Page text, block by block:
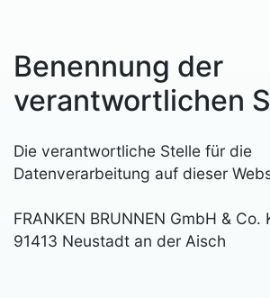
Benennung der
verantwortlichen
Die verantwortliche Stelle für die
Datenverarbeitung auf dieser
FRANKEN BRUNNEN GmbH & Co.
91413 Neustadt an der Aisch